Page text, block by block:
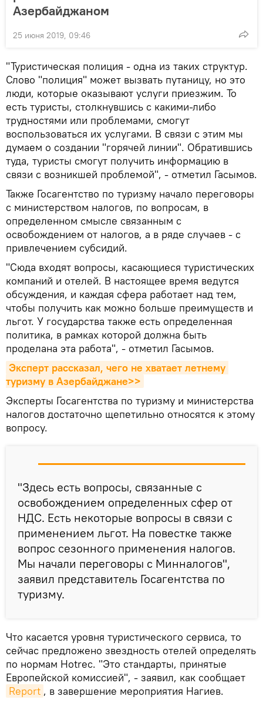
Азербайджаном
25 июня 2019, 09:46
"Туристическая полиция - одна из таких структур.
Слово "полиция" может вызвать путаницу, но это
люди, которые оказывают услуги приезжим. То
есть туристы, столкнувшись с какими-либо
трудностями или проблемами, смогут
воспользоваться их услугами. В связи с этим мы
думаем о создании "горячей линии". Обратившись
туда, туристы смогут получить информацию в
связи с возникшей проблемой", - отметил Гасымов.
Также Госагентство по туризму начало переговоры
с министерством налогов, по вопросам, в
определенном смысле связанным с
освобождением от налогов, а в ряде случаев - с
привлечением субсидий.
"Сюда входят вопросы, касающиеся туристических
компаний и отелей. В настоящее время ведутся
обсуждения, и каждая сфера работает над тем,
чтобы получить как можно больше преимуществ и
льгот. У государства также есть определенная
политика, в рамках которой должна быть
проделана эта работа", - отметил Гасымов.
Эксперт рассказал, чего не хватает летнему
туризму в Азербайджане>>
Эксперты Госагентства по туризму и министерства
налогов достаточно щепетильно относятся к этому
вопросу.
"Здесь есть вопросы, связанные с
освобождением определенных сфер от
НДС. Есть некоторые вопросы в связи с
применением льгот. На повестке также
вопрос сезонного применения налогов.
Мы начали переговоры с Минналогов",
заявил представитель Госагентства по
туризму.
Что касается уровня туристического сервиса, то
сейчас предложено звездность отелей определять
по нормам Hotrec. "Это стандарты, принятые
Европейской комиссией", - заявил, как сообщает
Report , в завершение мероприятия Нагиев.